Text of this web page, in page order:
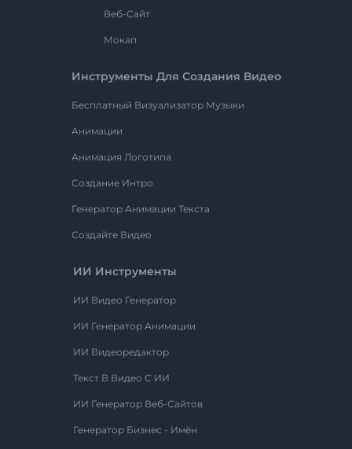
Веб-Сайт
Мокап
Инструменты Для Создания Видео
Бесплатный Визуализатор Музыки
Анимации
Анимация Логотипа
Создание Интро
Генератор Анимации Текста
Создайте Видео
ИИ Инструменты
ИИ Видео Генератор
ИИ Генератор Анимации
ИИ Видеоредактор
Текст В Видео С ИИ
ИИ Генератор Веб-Сайтов
Генератор Бизнес - Имён